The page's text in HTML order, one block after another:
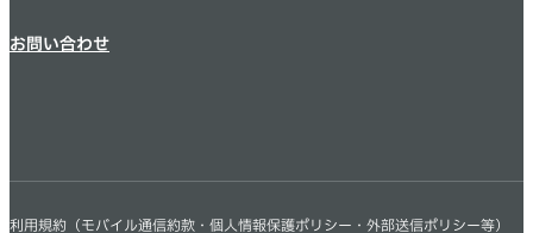
お問い合わせ
利用規約 （モバイル通信約款・個人情報保護ポリシー・外部送信ポリシー等）